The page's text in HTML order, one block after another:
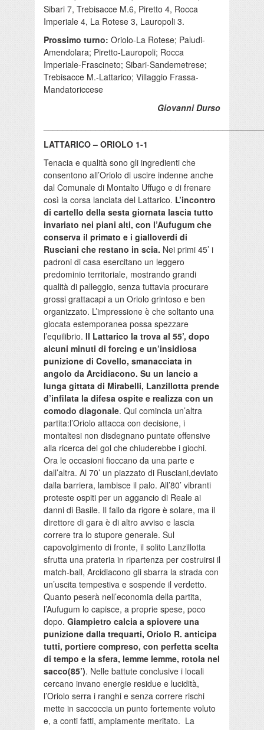
Sibari 7, Trebisacce M.6, Piretto 4, Rocca
Imperiale 4, La Rotese 3, Lauropoli 3.
Prossimo turno: Oriolo-La Rotese; Paludi-
Amendolara; Piretto-Lauropoli; Rocca
Imperiale-Frascineto; Sibari-Sandemetrese;
Trebisacce M.-Lattarico; Villaggio Frassa-
Mandatoriccese
Giovanni Durso
LATTARICO – ORIOLO 1-1
Tenacia e qualità sono gli ingredienti che
consentono all’Oriolo di uscire indenne anche
dal Comunale di Montalto Uffugo e di frenare
così la corsa lanciata del Lattarico. L’incontro
di cartello della sesta giornata lascia tutto
invariato nei piani alti, con l’Aufugum che
conserva il primato e i gialloverdi di
Rusciani che restano in scia. Nei primi 45’ i
padroni di casa esercitano un leggero
predominio territoriale, mostrando grandi
qualità di palleggio, senza tuttavia procurare
grossi grattacapi a un Oriolo grintoso e ben
organizzato. L’impressione è che soltanto una
giocata estemporanea possa spezzare
l’equilibrio. Il Lattarico la trova al 55’, dopo
alcuni minuti di forcing e un’insidiosa
punizione di Covello, smanacciata in
angolo da Arcidiacono. Su un lancio a
lunga gittata di Mirabelli, Lanzillotta prende
d’infilata la difesa ospite e realizza con un
comodo diagonale. Qui comincia un’altra
partita:l’Oriolo attacca con decisione, i
montaltesi non disdegnano puntate offensive
alla ricerca del gol che chiuderebbe i giochi.
Ora le occasioni fioccano da una parte e
dall’altra. Al 70’ un piazzato di Rusciani,deviato
dalla barriera, lambisce il palo. All’80’ vibranti
proteste ospiti per un aggancio di Reale ai
danni di Basile. Il fallo da rigore è solare, ma il
direttore di gara è di altro avviso e lascia
correre tra lo stupore generale. Sul
capovolgimento di fronte, il solito Lanzillotta
sfrutta una prateria in ripartenza per costruirsi il
match-ball, Arcidiacono gli sbarra la strada con
un’uscita tempestiva e sospende il verdetto.
Quanto peserà nell’economia della partita,
l’Aufugum lo capisce, a proprie spese, poco
dopo. Giampietro calcia a spiovere una
punizione dalla trequarti, Oriolo R. anticipa
tutti, portiere compreso, con perfetta scelta
di tempo e la sfera, lemme lemme, rotola nel
sacco(85’). Nelle battute conclusive i locali
cercano invano energie residue e lucidità,
l’Oriolo serra i ranghi e senza correre rischi
mette in saccoccia un punto fortemente voluto
e, a conti fatti, ampiamente meritato. La